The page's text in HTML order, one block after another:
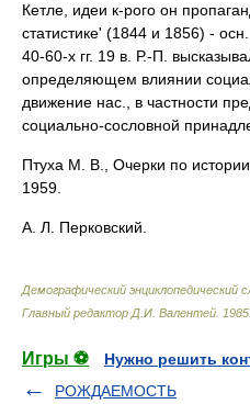
Кетле, идеи к-рого он
статистике' (1844 и 1856) -
40-60-х гг. 19 в. Р.-П.
определяющем влиянии
движение нас., в частности
социально-сословной
Птуха М. В., Очерки по
1959.
А. Л. Перковский.
Демографический энциклопедический
Главный редактор Д.И. Валентей 1985
Игры ⚽
Нужно решить
РОЖДАЕМОСТЬ